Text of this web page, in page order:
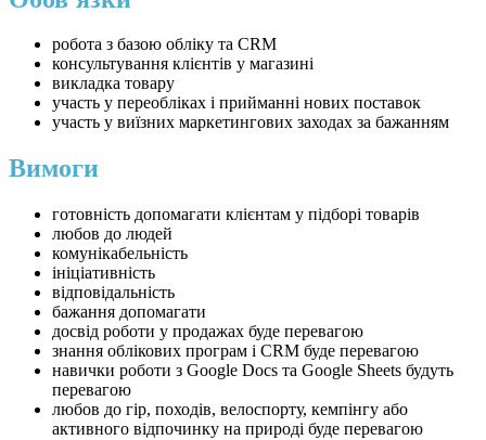
робота з базою обліку та CRM
консультування клієнтів у магазині
викладка товару
участь у переобліках і прийманні нових поставок
участь у виїзних маркетингових заходах за бажанням
Вимоги
готовність допомагати клієнтам у підборі товарів
любов до людей
комунікабельність
ініціативність
відповідальність
бажання допомагати
досвід роботи у продажах буде перевагою
знання облікових програм і CRM буде перевагою
навички роботи з Google Docs та Google Sheets будуть
перевагою
любов до гір, походів, велоспорту, кемпінгу або
активного відпочинку на природі буде перевагою